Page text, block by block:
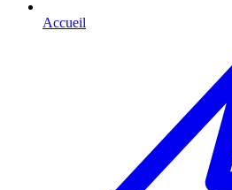
Accueil